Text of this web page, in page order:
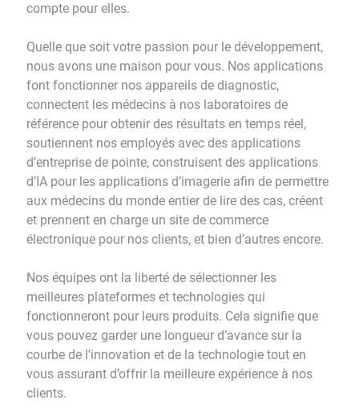
compte pour elles.
Quelle que soit votre passion pour le développement,
nous avons une maison pour vous. Nos applications
font fonctionner nos appareils de diagnostic,
connectent les médecins à nos laboratoires de
référence pour obtenir des résultats en temps réel,
soutiennent nos employés avec des applications
d’entreprise de pointe, construisent des applications
d’IA pour les applications d’imagerie afin de permettre
aux médecins du monde entier de lire des cas, créent
et prennent en charge un site de commerce
électronique pour nos clients, et bien d’autres encore.
Nos équipes ont la liberté de sélectionner les
meilleures plateformes et technologies qui
fonctionneront pour leurs produits. Cela signifie que
vous pouvez garder une longueur d’avance sur la
courbe de l’innovation et de la technologie tout en
vous assurant d’offrir la meilleure expérience à nos
clients.